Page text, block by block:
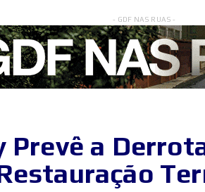
- GDF NAS RUAS -
Prevê a